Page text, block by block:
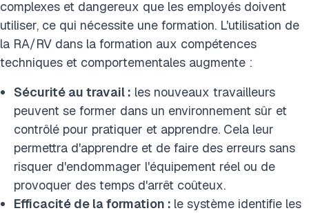
complexes et dangereux que les employés doivent
utiliser, ce qui nécessite une formation. L'utilisation de
la RA/RV dans la formation aux compétences
techniques et comportementales augmente :
Sécurité au travail : les nouveaux travailleurs
peuvent se former dans un environnement sûr et
contrôlé pour pratiquer et apprendre. Cela leur
permettra d'apprendre et de faire des erreurs sans
risquer d'endommager l'équipement réel ou de
provoquer des temps d'arrêt coûteux.
Efficacité de la formation : le système identifie les